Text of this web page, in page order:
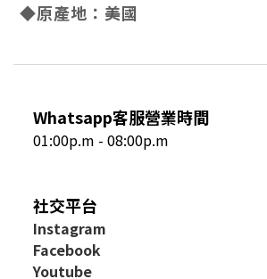
◆原產地： 美國
Whatsapp客服營業時間
01:00p.m - 08:00p.m
社交平台
Instagram
Facebook
Youtube